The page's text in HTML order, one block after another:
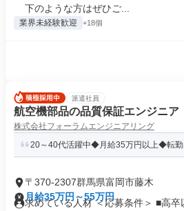
下のような方はぜひご...
業界未経験歓迎 +18個
派遣社員
航空機部品の品質保証エンジニア
株式会社フォーラムエンジニアリング
20～40代活躍中◆月給35万円以上◆転
〒370-2307群馬県富岡市藤木
月給35万円～55万円
求めている人材 ＜応募条件＞ ■高